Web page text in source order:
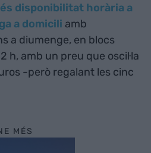
disponibilitat horària a
a domicili amb
a diumenge, en blocs
h, amb un preu que oscil·la
-però regalant les cinc
MÉS